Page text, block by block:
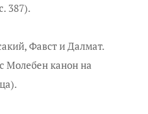
387).
Фавст и Далмат.
Молебен канон на